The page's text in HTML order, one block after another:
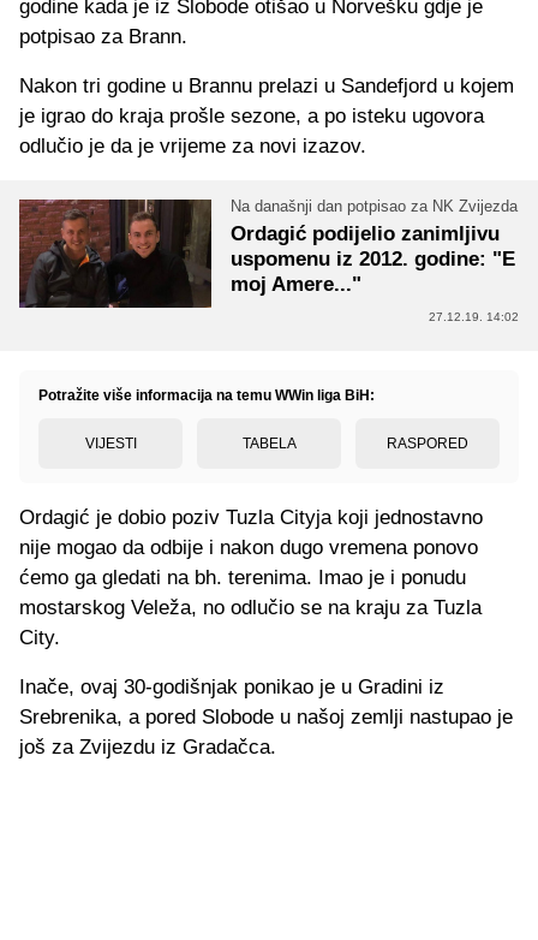
godine kada je iz Slobode otišao u Norvešku gdje je
potpisao za Brann.
Nakon tri godine u Brannu prelazi u Sandefjord u kojem
je igrao do kraja prošle sezone, a po isteku ugovora
odlučio je da je vrijeme za novi izazov.
Na današnji dan potpisao za NK Zvijezda
Ordagić podijelio zanimljivu
uspomenu iz 2012. godine: "E
moj Amere..."
27.12.19. 14:02
Potražite više informacija na temu WWin liga BiH:
VIJESTI TABELA RASPORED
Ordagić je dobio poziv Tuzla Cityja koji jednostavno
nije mogao da odbije i nakon dugo vremena ponovo
ćemo ga gledati na bh. terenima. Imao je i ponudu
mostarskog Veleža, no odlučio se na kraju za Tuzla
City.
Inače, ovaj 30-godišnjak ponikao je u Gradini iz
Srebrenika, a pored Slobode u našoj zemlji nastupao je
još za Zvijezdu iz Gradačca.